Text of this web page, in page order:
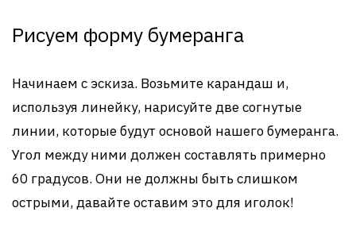
Рисуем форму бумеранга
Начинаем с эскиза. Возьмите карандаш и,
используя линейку, нарисуйте две согнутые
линии, которые будут основой нашего бумеранга.
Угол между ними должен составлять примерно
60 градусов. Они не должны быть слишком
острыми, давайте оставим это для иголок!